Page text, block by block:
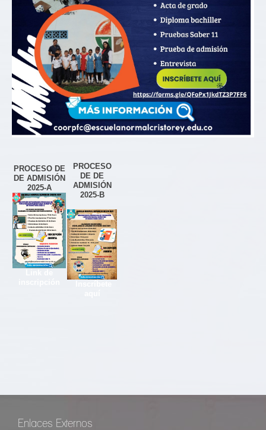
PROCESO DE
DE ADMISIÓN
2025-A
PROCESO
DE DE
ADMISIÓN
2025-B
Enlaces Externos